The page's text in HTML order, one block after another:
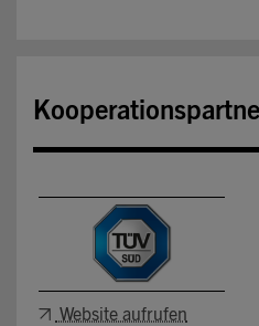
Website aufrufen